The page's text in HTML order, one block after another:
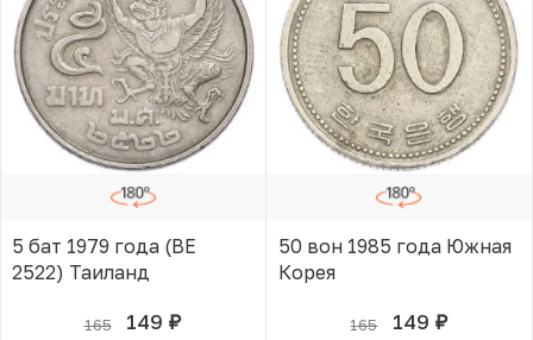
5 бат 1979 года (BE
2522) Таиланд
165 149 руб.
В КОРЗИНЕ
50 вон 1985 года Южная
Корея
165 149 руб.
В КОРЗИНЕ